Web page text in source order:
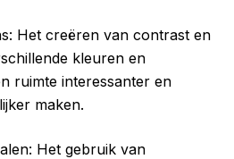
Het creëren van contrast en
kleuren en
ruimte interessanter en
maken.
Het gebruik van